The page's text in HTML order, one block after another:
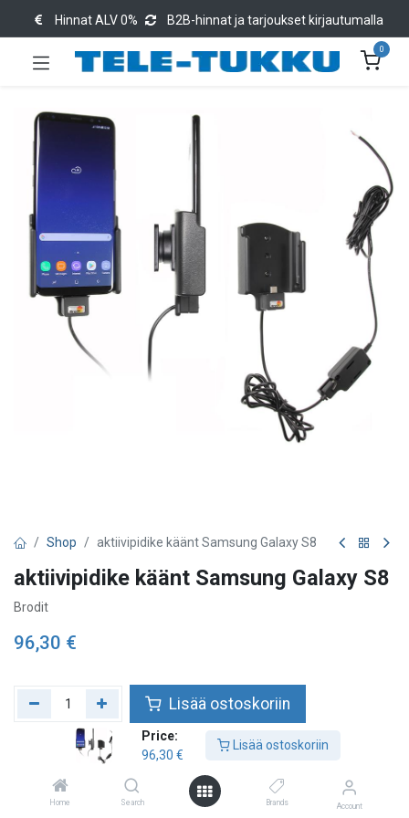
Price:
96,30 €
Lisää ostoskoriin
Home Search Brands Account
Hinnat ALV 0% B2B-hinnat ja tarjoukset kirjautumalla
0
Shop aktiivipidike käänt Samsung Galaxy S8
aktiivipidike käänt Samsung Galaxy S8
Brodit
96,30 €
Lisää ostoskoriin
Lisää toivelistalle